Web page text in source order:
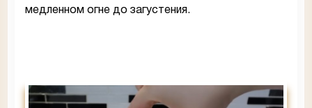
медленном огне до загустения.